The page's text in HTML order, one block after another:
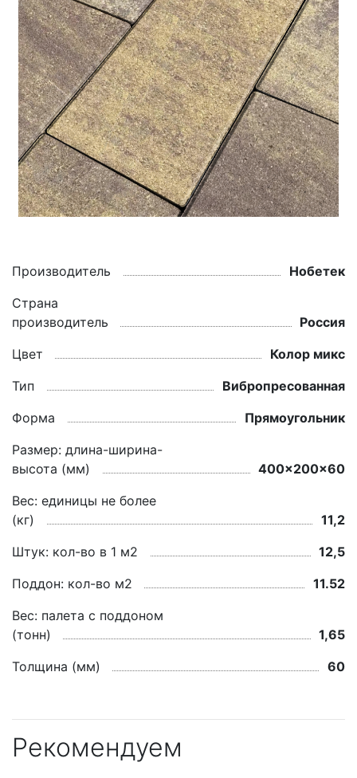
Производитель
Нобетек
Страна
производитель
Россия
Цвет
Колор микс
Тип
Вибропресованная
Форма
Прямоугольник
Размер: длина-ширина-
высота (мм)
400x200x60
Вес: единицы не более
(кг)
11,2
Штук: кол-во в 1 м2
12,5
Поддон: кол-во м2
11.52
Вес: палета с поддоном
(тонн)
1,65
Толщина (мм)
60
Рекомендуем